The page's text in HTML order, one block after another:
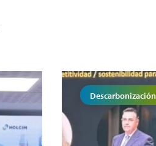
Descarbonización